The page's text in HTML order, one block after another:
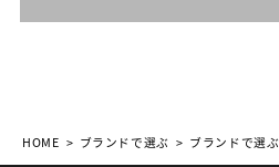
HOME ブランドで選ぶ ブランドで選ぶ